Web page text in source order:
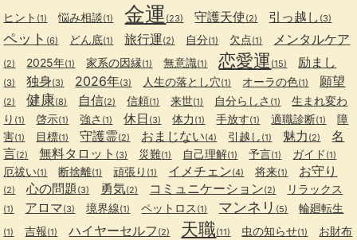
ヒント (1) 悩み相談(1) 金運 (23) 守護天使(2) 引っ越し (3)
ペット (6) どん底(1) 旅行運(2) 自分(1) 欠点(1) メンタルケア
(2) 2025年(1) 家系の因縁(1) 無意識(1) 恋愛運 (15) 励まし
(3) 独身(3) 2026年(3) 人生の落とし穴(1) オーラの色(1) 願望
(2) 健康(8) 自信(2) 信頼(1) 来世(1) 自分らしさ (1)
生まれ変わ
り (1) 啓示(1) 強さ (1) 休日 (3) 体力 (1) 手放す(1) 適職診断(1)
障
害(1) 目標(1) 守護霊(2) おまじない(4) 引越し (1) 魅力 (2)
名
言(2) 無料タロット (3) 災難(1) 自己理解(1) 予言(1) ガイド (1)
厄祓い(1) 断捨離(1) 頑張り (1) イメチェン(4) 将来(1) お守り
(2) 心の問題 (3) 勇気(2) コミュニケーション(2) リラックス
(1) アロマ(3) 境界線(1) ペットロス (1) マンネリ (5) 輪廻転生
(1) 吉報(1) ハイヤーセルフ (2) 天職(11) 虫の知らせ(1) お財布